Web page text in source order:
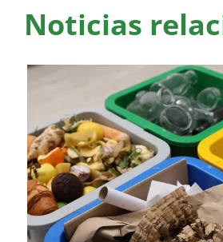
Noticias